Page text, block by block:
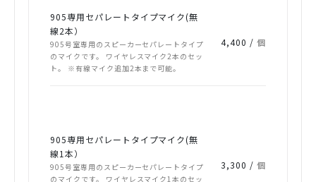
905専用セパレートタイプマイク(無
線2本）
905号室専用のスピーカーセパレートタイプ
のマイクです。 ワイヤレスマイク2本のセッ
ト。 ※有線マイク追加2本まで可能。
4,400 /個
905専用セパレートタイプマイク(無
線1本）
905号室専用のスピーカーセパレートタイプ
のマイクです。 ワイヤレスマイク1本のセッ
3,300 /個